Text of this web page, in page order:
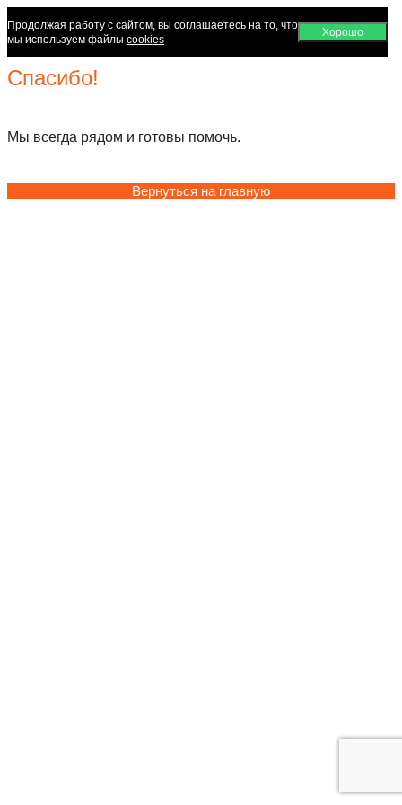
Спасибо!
Мы всегда рядом и готовы помочь.
Вернуться на главную
Продолжая работу с сайтом, вы соглашаетесь на то, что
мы используем файлы cookies
Хорошо